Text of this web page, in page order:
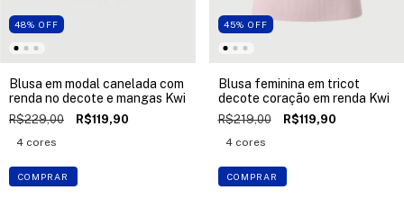
48% OFF
Blusa em modal canelada com
renda no decote e mangas Kwi
R$229,00 R$119,90
4 cores
COMPRAR
45% OFF
Blusa feminina em tricot
decote coração em renda Kwi
R$219,00 R$119,90
4 cores
COMPRAR